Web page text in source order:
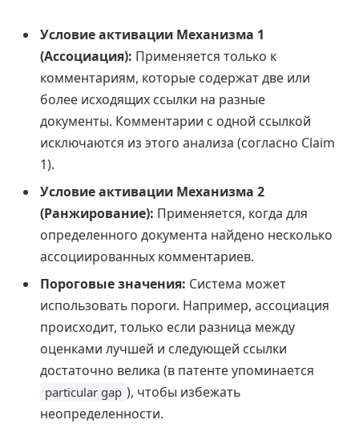
Условие активации Механизма 1
(Ассоциация): Применяется только к
комментариям, которые содержат две или
более исходящих ссылки на разные
документы. Комментарии с одной ссылкой
исключаются из этого анализа (согласно Claim
1).
Условие активации Механизма 2
(Ранжирование): Применяется, когда для
определенного документа найдено несколько
ассоциированных комментариев.
Пороговые значения: Система может
использовать пороги. Например, ассоциация
происходит, только если разница между
оценками лучшей и следующей ссылки
достаточно велика (в патенте упоминается
particular gap ), чтобы избежать
неопределенности.